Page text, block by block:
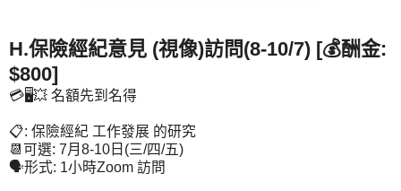
H.保險經紀意見 (視像)訪問(8-10/7) [💰酬金:
$800]
💳🖥️💥 名額先到名得
📋: 保險經紀 工作發展 的研究
📆可選: 7月8-10日(三/四/五)
🗣️形式: 1小時Zoom 訪問